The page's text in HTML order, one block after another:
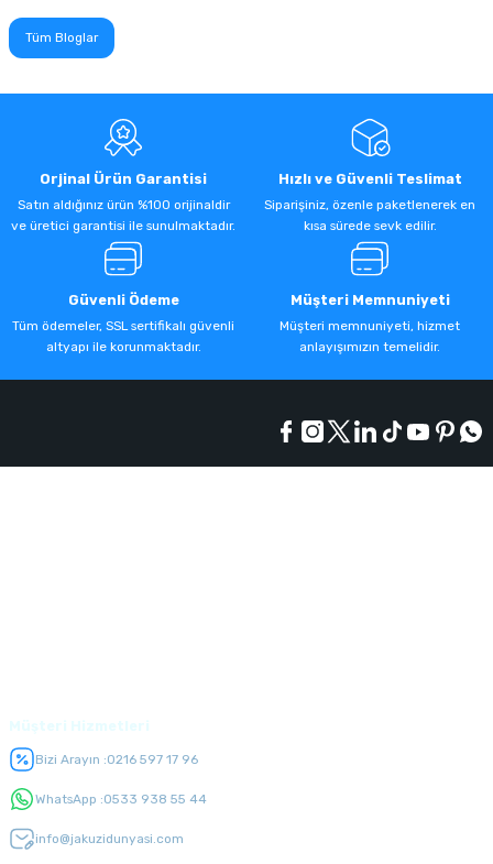
Tüm Bloglar
Orjinal Ürün Garantisi
Satın aldığınız ürün %100 orijinaldir
ve üretici garantisi ile sunulmaktadır.
Hızlı ve Güvenli Teslimat
Siparişiniz, özenle paketlenerek en
kısa sürede sevk edilir.
Güvenli Ödeme
Tüm ödemeler, SSL sertifikalı güvenli
altyapı ile korunmaktadır.
Müşteri Memnuniyeti
Müşteri memnuniyeti, hizmet
anlayışımızın temelidir.
Bizi Arayın :0216 597 17 96
WhatsApp :0533 938 55 44
info@jakuzidunyasi.com